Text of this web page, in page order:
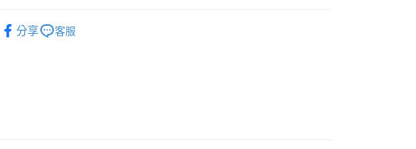
分享 客服